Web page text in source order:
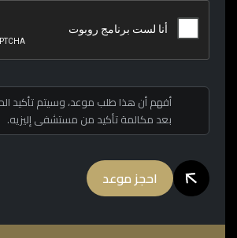
أفهم أن هذا طلب موعد، وسيتم تأكيد الحجز
بعد مكالمة تأكيد من مستشفى إليزيه.
احجز موعد